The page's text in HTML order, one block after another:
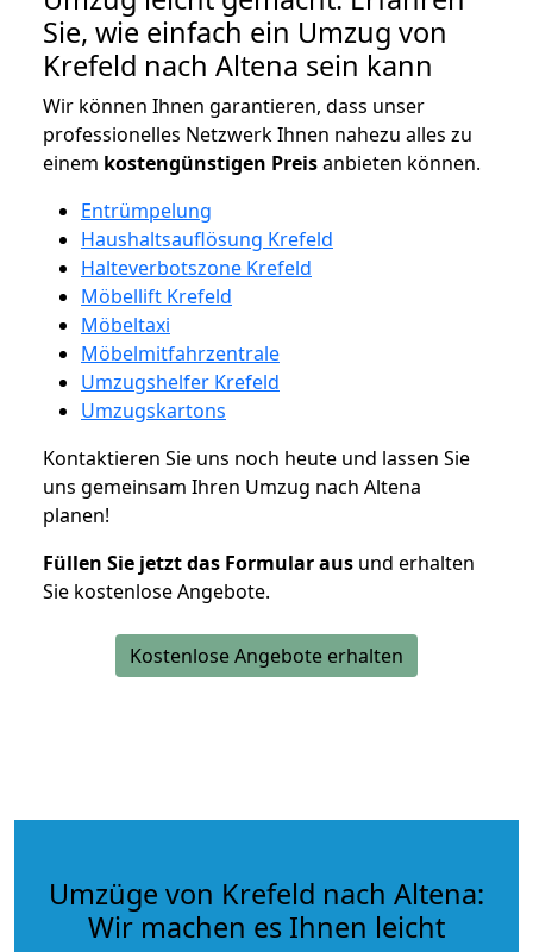
Sie, wie einfach ein Umzug von
Krefeld nach Altena sein kann
Wir können Ihnen garantieren, dass unser
professionelles Netzwerk Ihnen nahezu alles zu
einem kostengünstigen Preisanbieten können.
Entrümpelung
Haushaltsauflösung Krefeld
Halteverbotszone Krefeld
Möbellift Krefeld
Möbeltaxi
Möbelmitfahrzentrale
Umzugshelfer Krefeld
Umzugskartons
Kontaktieren Sie uns noch heute und lassen Sie
uns gemeinsam Ihren Umzug nach Altena
planen!
Füllen Sie jetzt das Formular aus und erhalten
Sie kostenlose Angebote.
Kostenlose Angebote erhalten
Umzüge von Krefeld nach Altena:
Wir machen es Ihnen leicht